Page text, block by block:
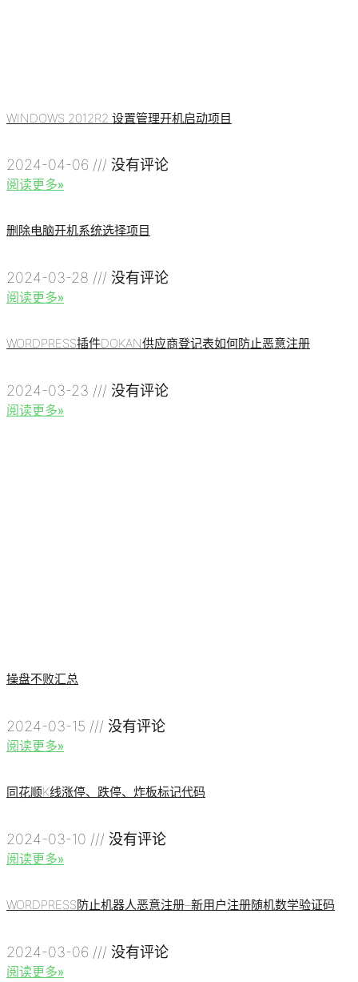
WINDOWS 2012R2 设置管理开机启动项目
2024-04-06 没有评论
阅读更多»
删除电脑开机系统选择项目
2024-03-28 没有评论
阅读更多»
WORDPRESS插件DOKAN供应商登记表如何防止恶意注册
2024-03-23 没有评论
阅读更多»
操盘不败汇总
2024-03-15 没有评论
阅读更多»
同花顺K线涨停、跌停、炸板标记代码
2024-03-10 没有评论
阅读更多»
WORDPRESS防止机器人恶意注册–新用户注册随机数学验证码
2024-03-06 没有评论
阅读更多»